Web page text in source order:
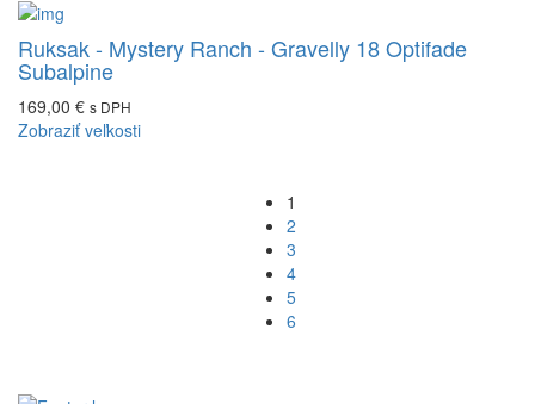
Ruksak - Mystery Ranch - Gravelly 18 Optifade
Subalpine
169,00 € s DPH
Zobraziť veľkosti
1
2
3
4
5
6